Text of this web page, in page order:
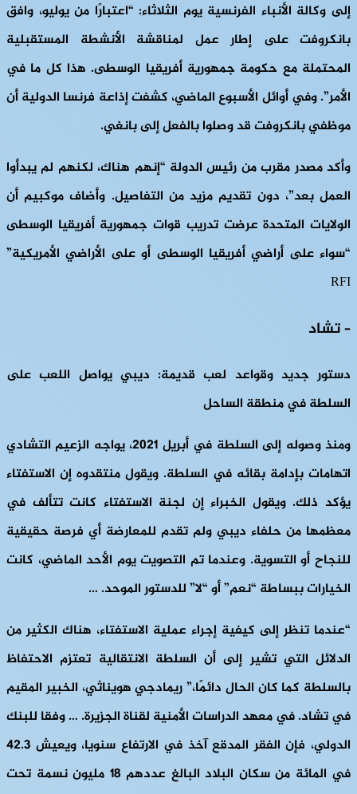
إلى وكالة الأنباء الفرنسية يوم الثلاثاء: “اعتبارًا من يوليو، وافق
بانكروفت على إطار عمل لمناقشة الأنشطة المستقبلية
المحتملة مع حكومة جمهورية أفريقيا الوسطى. هذا كل ما في
الأمر”. وفي أوائل الأسبوع الماضي، كشفت إذاعة فرنسا الدولية أن
موظفي بانكروفت قد وصلوا بالفعل إلى بانغي.
وأكد مصدر مقرب من رئيس الدولة “إنهم هناك، لكنهم لم يبدأوا
العمل بعد”، دون تقديم مزيد من التفاصيل. وأضاف موكبيم أن
الولايات المتحدة عرضت تدريب قوات جمهورية أفريقيا الوسطى
“سواء على أراضي أفريقيا الوسطى أو على الأراضي الأمريكية”
RFI
– تشاد
دستور جديد وقواعد لعب قديمة: ديبي يواصل اللعب على
السلطة في منطقة الساحل
ومنذ وصوله إلى السلطة في أبريل 2021، يواجه الزعيم التشادي
اتهامات بإدامة بقائه في السلطة. ويقول منتقدوه إن الاستفتاء
يؤكد ذلك. ويقول الخبراء إن لجنة الاستفتاء كانت تتألف في
معظمها من حلفاء ديبي ولم تقدم للمعارضة أي فرصة حقيقية
للنجاح أو التسوية. وعندما تم التصويت يوم الأحد الماضي، كانت
الخيارات ببساطة “نعم” أو “لا” للدستور الموحد. …
“عندما تنظر إلى كيفية إجراء عملية الاستفتاء، هناك الكثير من
الدلائل التي تشير إلى أن السلطة الانتقالية تعتزم الاحتفاظ
بالسلطة كما كان الحال دائمًا،” ريمادجي هويناثي، الخبير المقيم
في تشاد. في معهد الدراسات الأمنية لقناة الجزيرة. … وفقا للبنك
الدولي، فإن الفقر المدقع آخذ في الارتفاع سنويا، ويعيش 42.3
في المائة من سكان البلاد البالغ عددهم 18 مليون نسمة تحت